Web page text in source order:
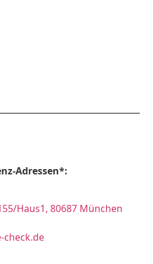
Adressen*:
Haus1, 80687 München
check.de